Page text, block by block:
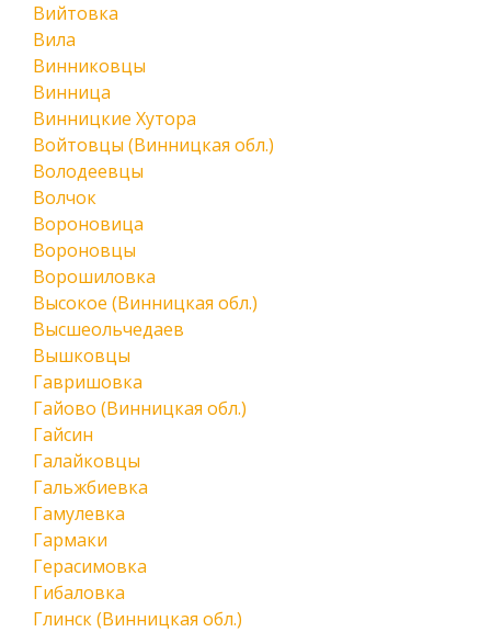
Вийтовка
Вила
Винниковцы
Винница
Винницкие Хутора
Войтовцы (Винницкая обл.)
Володеевцы
Волчок
Вороновица
Вороновцы
Ворошиловка
Высокое (Винницкая обл.)
Высшеольчедаев
Вышковцы
Гавришовка
Гайово (Винницкая обл.)
Гайсин
Галайковцы
Гальжбиевка
Гамулевка
Гармаки
Герасимовка
Гибаловка
Глинск (Винницкая обл.)